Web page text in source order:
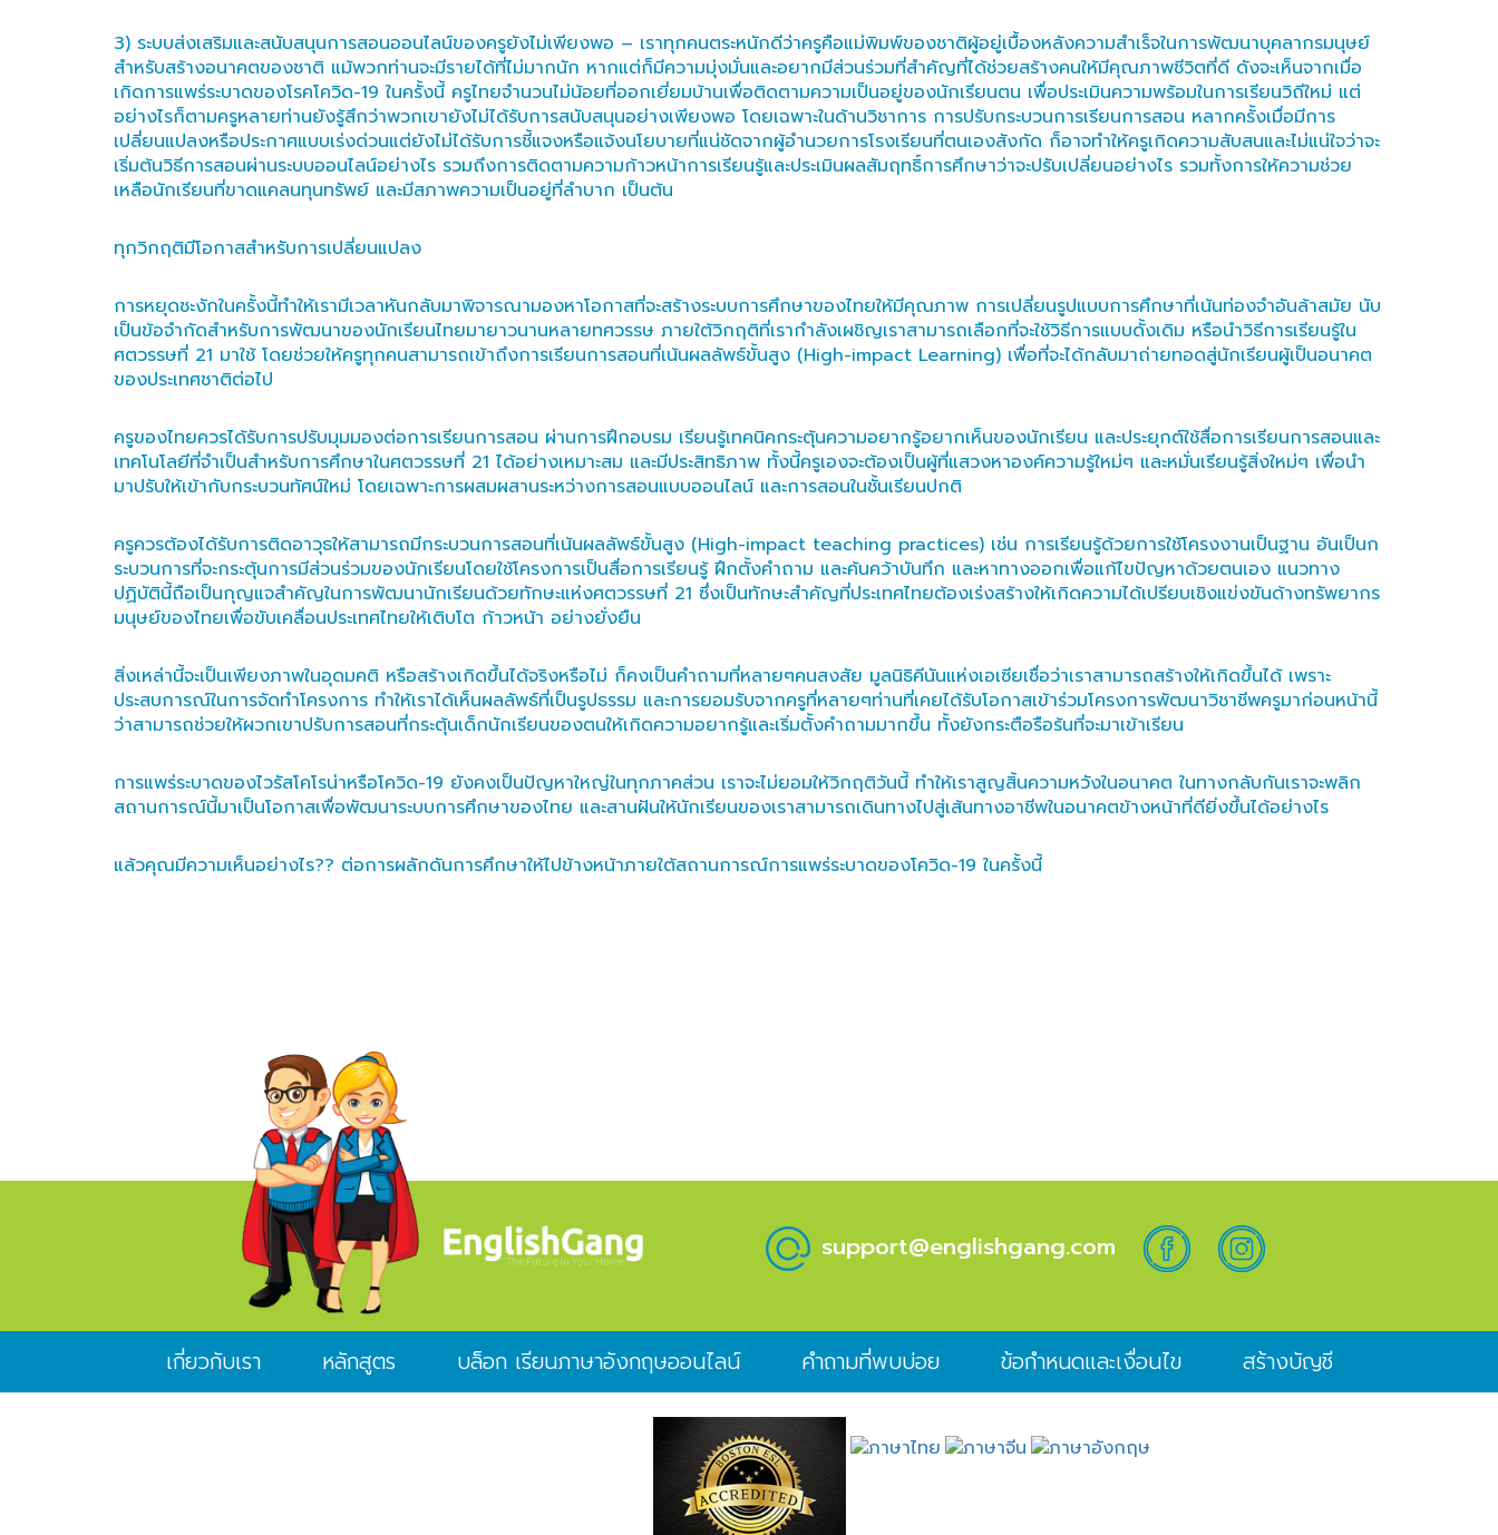
3) ระบบส่งเสริมและสนับสนุนการสอนออนไลน์ของครูยังไม่เพียงพอ – เราทุกคนตระหนักดีว่าครูคือแม่พิมพ์ของชาติผู้อยู่เบื้องหลังความสำเร็จในการพัฒนาบุคลากรมนุษย์
สำหรับสร้างอนาคตของชาติ แม้พวกท่านจะมีรายได้ที่ไม่มากนัก หากแต่ก็มีความมุ่งมั่นและอยากมีส่วนร่วมที่สำคัญที่ได้ช่วยสร้างคนให้มีคุณภาพชีวิตที่ดี ดังจะเห็นจากเมื่อ
เกิดการแพร่ระบาดของโรคโควิด-19 ในครั้งนี้ ครูไทยจำนวนไม่น้อยที่ออกเยี่ยมบ้านเพื่อติดตามความเป็นอยู่ของนักเรียนตน เพื่อประเมินความพร้อมในการเรียนวิถีใหม่ แต่
อย่างไรก็ตามครูหลายท่านยังรู้สึกว่าพวกเขายังไม่ได้รับการสนับสนุนอย่างเพียงพอ โดยเฉพาะในด้านวิชาการ การปรับกระบวนการเรียนการสอน หลากครั้งเมื่อมีการ
เปลี่ยนแปลงหรือประกาศแบบเร่งด่วนแต่ยังไม่ได้รับการชี้แจงหรือแจ้งนโยบายที่แน่ชัดจากผู้อำนวยการโรงเรียนที่ตนเองสังกัด ก็อาจทำให้ครูเกิดความสับสนและไม่แน่ใจว่าจะ
เริ่มต้นวิธีการสอนผ่านระบบออนไลน์อย่างไร รวมถึงการติดตามความก้าวหน้าการเรียนรู้และประเมินผลสัมฤทธิ์การศึกษาว่าจะปรับเปลี่ยนอย่างไร รวมทั้งการให้ความช่วย
เหลือนักเรียนที่ขาดแคลนทุนทรัพย์ และมีสภาพความเป็นอยู่ที่ลำบาก เป็นต้น
ทุกวิกฤติมีโอกาสสำหรับการเปลี่ยนแปลง
การหยุดชะงักในครั้งนี้ทำให้เรามีเวลาหันกลับมาพิจารณามองหาโอกาสที่จะสร้างระบบการศึกษาของไทยให้มีคุณภาพ การเปลี่ยนรูปแบบการศึกษาที่เน้นท่องจำอันล้าสมัย นับ
เป็นข้อจำกัดสำหรับการพัฒนาของนักเรียนไทยมายาวนานหลายทศวรรษ ภายใต้วิกฤติที่เรากำลังเผชิญเราสามารถเลือกที่จะใช้วิธีการแบบดั้งเดิม หรือนำวิธีการเรียนรู้ใน
ศตวรรษที่ 21 มาใช้ โดยช่วยให้ครูทุกคนสามารถเข้าถึงการเรียนการสอนที่เน้นผลลัพธ์ขั้นสูง (High-impact Learning) เพื่อที่จะได้กลับมาถ่ายทอดสู่นักเรียนผู้เป็นอนาคต
ของประเทศชาติต่อไป
ครูของไทยควรได้รับการปรับมุมมองต่อการเรียนการสอน ผ่านการฝึกอบรม เรียนรู้เทคนิคกระตุ้นความอยากรู้อยากเห็นของนักเรียน และประยุกต์ใช้สื่อการเรียนการสอนและ
เทคโนโลยีที่จำเป็นสำหรับการศึกษาในศตวรรษที่ 21 ได้อย่างเหมาะสม และมีประสิทธิภาพ ทั้งนี้ครูเองจะต้องเป็นผู้ที่แสวงหาองค์ความรู้ใหม่ๆ และหมั่นเรียนรู้สิ่งใหม่ๆ เพื่อนำ
มาปรับให้เข้ากับกระบวนทัศน์ใหม่ โดยเฉพาะการผสมผสานระหว่างการสอนแบบออนไลน์ และการสอนในชั้นเรียนปกติ
ครูควรต้องได้รับการติดอาวุธให้สามารถมีกระบวนการสอนที่เน้นผลลัพธ์ขั้นสูง (High-impact teaching practices) เช่น การเรียนรู้ด้วยการใช้โครงงานเป็นฐาน อันเป็นก
ระบวนการที่จะกระตุ้นการมีส่วนร่วมของนักเรียนโดยใช้โครงการเป็นสื่อการเรียนรู้ ฝึกตั้งคำถาม และค้นคว้าบันทึก และหาทางออกเพื่อแก้ไขปัญหาด้วยตนเอง แนวทาง
ปฏิบัตินี้ถือเป็นกุญแจสำคัญในการพัฒนานักเรียนด้วยทักษะแห่งศตวรรษที่ 21 ซึ่งเป็นทักษะสำคัญที่ประเทศไทยต้องเร่งสร้างให้เกิดความได้เปรียบเชิงแข่งขันด้างทรัพยากร
มนุษย์ของไทยเพื่อขับเคลื่อนประเทศไทยให้เติบโต ก้าวหน้า อย่างยั่งยืน
สิ่งเหล่านี้จะเป็นเพียงภาพในอุดมคติ หรือสร้างเกิดขึ้นได้จริงหรือไม่ ก็คงเป็นคำถามที่หลายๆคนสงสัย มูลนิธิคีนันแห่งเอเซียเชื่อว่าเราสามารถสร้างให้เกิดขึ้นได้ เพราะ
ประสบการณ์ในการจัดทำโครงการ ทำให้เราได้เห็นผลลัพธ์ที่เป็นรูปธรรม และการยอมรับจากครูที่หลายๆท่านที่เคยได้รับโอกาสเข้าร่วมโครงการพัฒนาวิชาชีพครูมาก่อนหน้านี้
ว่าสามารถช่วยให้ผวกเขาปรับการสอนที่กระตุ้นเด็กนักเรียนของตนให้เกิดความอยากรู้และเริ่มตั้งคำถามมากขึ้น ทั้งยังกระตือรือร้นที่จะมาเข้าเรียน
การแพร่ระบาดของไวรัสโคโรน่าหรือโควิด-19 ยังคงเป็นปัญหาใหญ่ในทุกภาคส่วน เราจะไม่ยอมให้วิกฤติวันนี้ ทำให้เราสูญสิ้นความหวังในอนาคต ในทางกลับกันเราจะพลิก
สถานการณ์นี้มาเป็นโอกาสเพื่อพัฒนาระบบการศึกษาของไทย และสานฝันให้นักเรียนของเราสามารถเดินทางไปสู่เส้นทางอาชีพในอนาคตข้างหน้าที่ดียิ่งขึ้นได้อย่างไร
แล้วคุณมีความเห็นอย่างไร?? ต่อการผลักดันการศึกษาให้ไปข้างหน้าภายใต้สถานการณ์การแพร่ระบาดของโควิด-19 ในครั้งนี้
support@englishgang.com
เกี่ยวกับเรา หลักสูตร บล็อก เรียนภาษาอังกฤษออนไลน์ คำถามที่พบบ่อย ข้อกำหนดและเงื่อนไข สร้างบัญชี